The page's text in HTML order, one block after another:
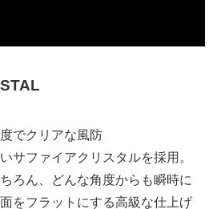
でクリアな風防
サファイアクリスタルを採用。
ろん、どんな角度からも瞬時に
をフラットにする高級な仕上げ